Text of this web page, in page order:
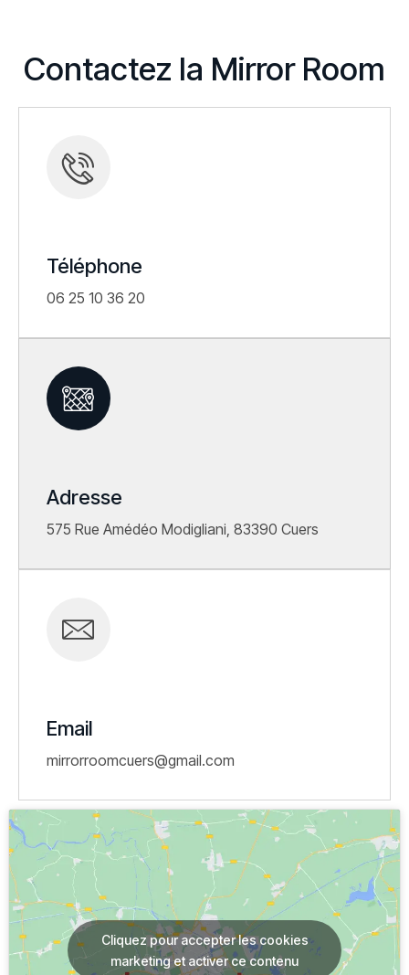
Contactez la Mirror Room
Téléphone
06 25 10 36 20
Adresse
575 Rue Amédéo Modigliani, 83390 Cuers
Email
mirrorroomcuers@gmail.com
Cliquez pour accepter les cookies
marketing et activer ce contenu